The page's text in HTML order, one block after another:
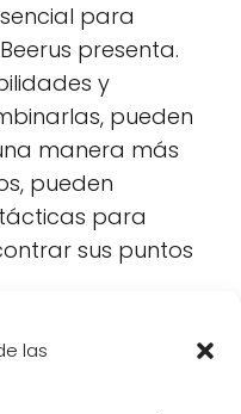
las
para
presenta.
y
pueden
manera más
pueden
para
sus puntos
les permite